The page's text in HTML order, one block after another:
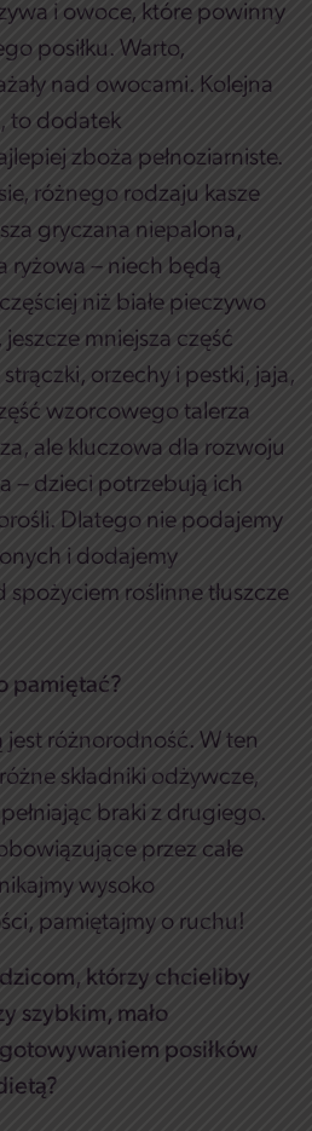
i owoce, które powinny
posiłku. Warto,
nad owocami. Kolejna
to dodatek
zboża pełnoziarniste.
różnego rodzaju kasze
gryczana niepalona,
ryżowa – niech będą
niż białe pieczywo
mniejsza część
orzechy i pestki, jaja,
wzorcowego talerza
ale kluczowa dla rozwoju
– dzieci potrzebują ich
Dlatego nie podajemy
i dodajemy
spożyciem roślinne tłuszcze
pamiętać?
jest różnorodność. W ten
składniki odżywcze,
braki z drugiego.
przez całe
wysoko
pamiętajmy o ruchu!
którzy chcieliby
szybkim, mało
posiłków